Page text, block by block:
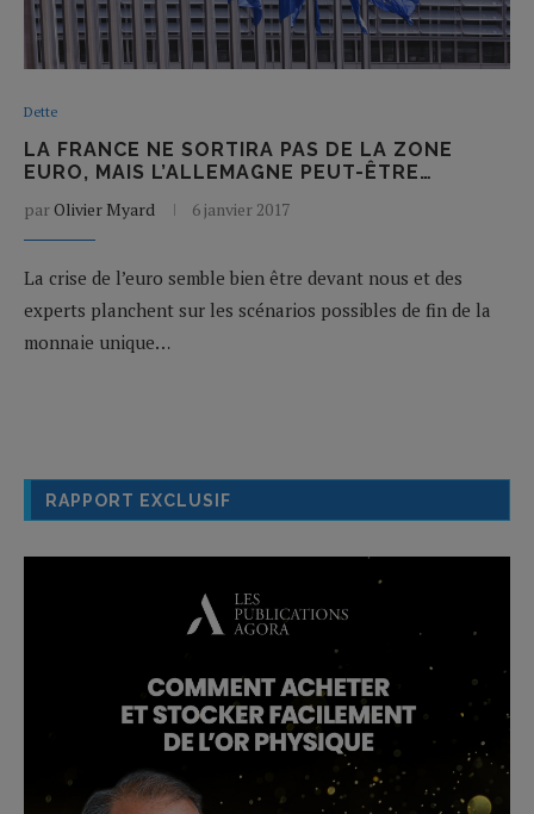
Dette
LA FRANCE NE SORTIRA PAS DE LA ZONE
EURO, MAIS L’ALLEMAGNE PEUT-ÊTRE…
parOlivier Myard 6 janvier 2017
La crise de l’euro semble bien être devant nous et des
experts planchent sur les scénarios possibles de fin de la
monnaie unique…
RAPPORT EXCLUSIF